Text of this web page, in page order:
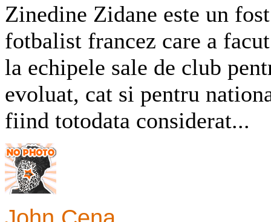
Zinedine Zidane este un
fotbalist francez care a
la echipele sale de club
evoluat, cat si pentru
fiind totodata considerat...